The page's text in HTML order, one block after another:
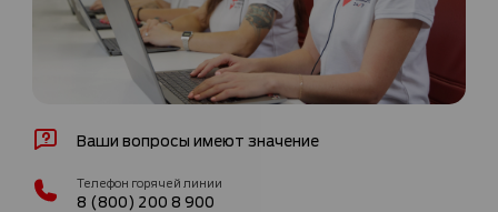
Ваши вопросы имеют значение
Телефон горячей линии
8 (800) 200 8 900